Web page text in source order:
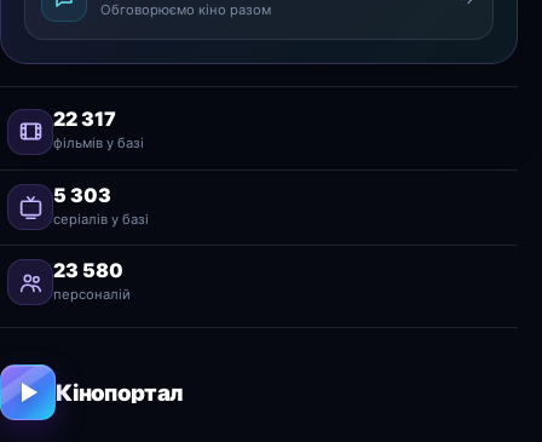
Обговорюємо кіно разом
22 317
фільмів у базі
5 303
серіалів у базі
23 580
персоналій
Кінопортал